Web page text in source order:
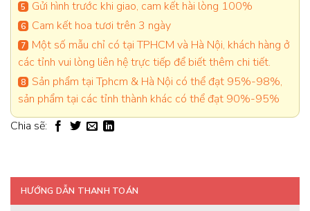
Gửi hình trước khi giao, cam kết hài lòng 100%
Cam kết hoa tươi trên 3 ngày
Một số mẫu chỉ có tại TPHCM và Hà Nội, khách hàng ở
các tỉnh vui lòng liên hệ trực tiếp để biết thêm chi tiết.
Sản phẩm tại Tphcm & Hà Nội có thể đạt 95%-98%,
sản phẩm tại các tỉnh thành khác có thể đạt 90%-95%
Chia sẽ:
HƯỚNG DẪN THANH TOÁN